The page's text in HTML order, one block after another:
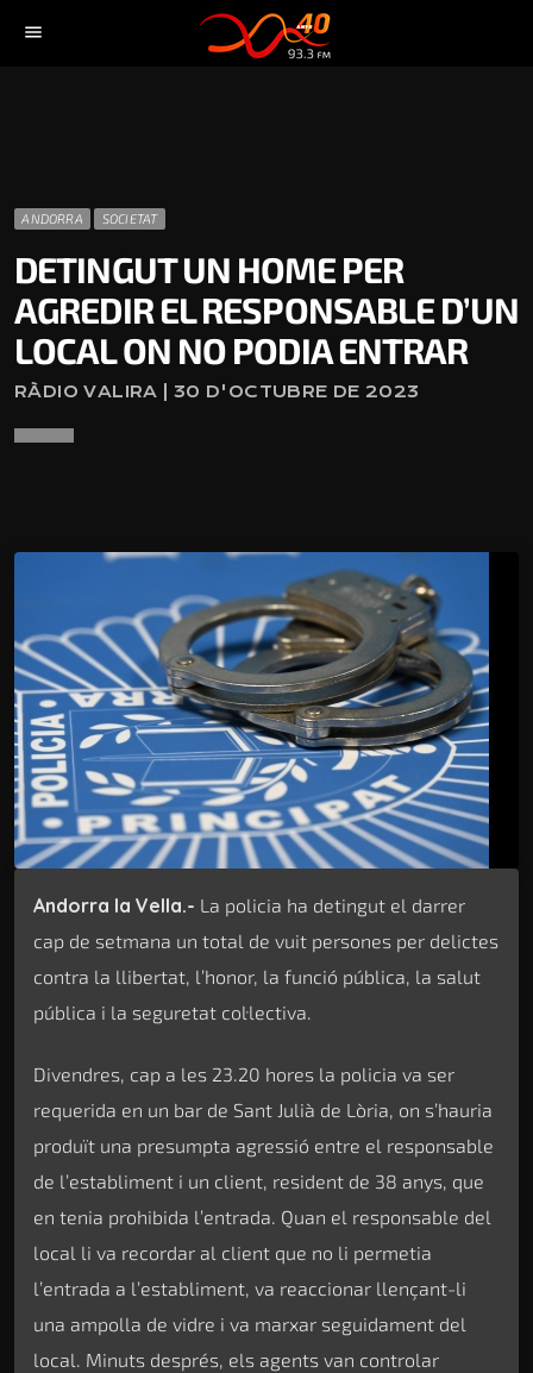
menu
ANDORRA SOCIETAT
DETINGUT UN HOME PER
AGREDIR EL RESPONSABLE D’UN
LOCAL ON NO PODIA ENTRAR
RÀDIO VALIRA | 30 D'OCTUBRE DE 2023
Andorra la Vella.- La policia ha detingut el darrer
cap de setmana un total de vuit persones per delictes
contra la llibertat, l’honor, la funció pública, la salut
pública i la seguretat col·lectiva.
Divendres, cap a les 23.20 hores la policia va ser
requerida en un bar de Sant Julià de Lòria, on s’hauria
produït una presumpta agressió entre el responsable
de l’establiment i un client, resident de 38 anys, que
en tenia prohibida l’entrada. Quan el responsable del
local li va recordar al client que no li permetia
l’entrada a l’establiment, va reaccionar llençant-li
una ampolla de vidre i va marxar seguidament del
local. Minuts després, els agents van controlar